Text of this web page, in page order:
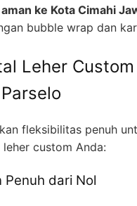
ke Kota Cimahi
bubble wrap dan
Leher
fleksibilitas penuh
custom Anda:
Penuh dari Nol